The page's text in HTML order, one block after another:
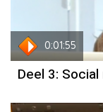
0:01:55
Deel 3: